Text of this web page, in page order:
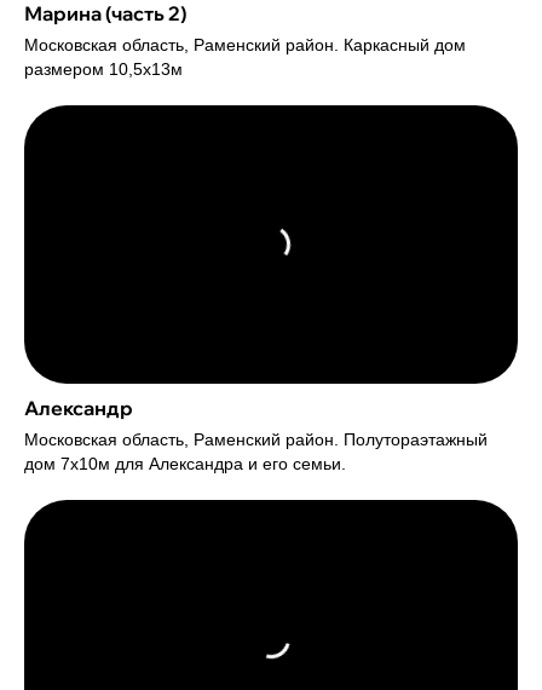
Марина (часть 2)
Московская область, Раменский район. Каркасный дом
размером 10,5х13м
Александр
Московская область, Раменский район. Полутораэтажный
дом 7х10м для Александра и его семьи.